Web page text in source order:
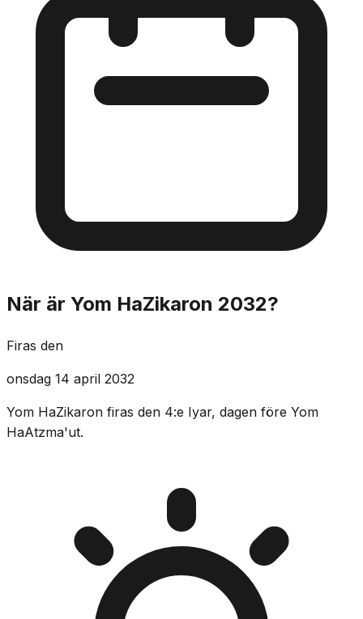
När är Yom HaZikaron 2032?
Firas den
onsdag 14 april 2032
Yom HaZikaron firas den 4:e Iyar, dagen före Yom
HaAtzma'ut.